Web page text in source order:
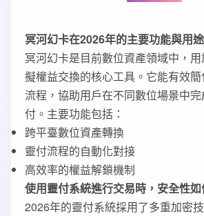
冥河幻卡在2026年的主要功能與用
冥河幻卡是目前數位資產領域中，
擬權益交換的核心工具。它能有效
流程，協助用戶在不同數位場景中
付。主要功能包括：
跨平臺數位資產轉換
靈付流程的自動化對接
高效率的權益解鎖機制
使用靈付系統進行交易時，安全性如
2026年的靈付系統採用了多重加密